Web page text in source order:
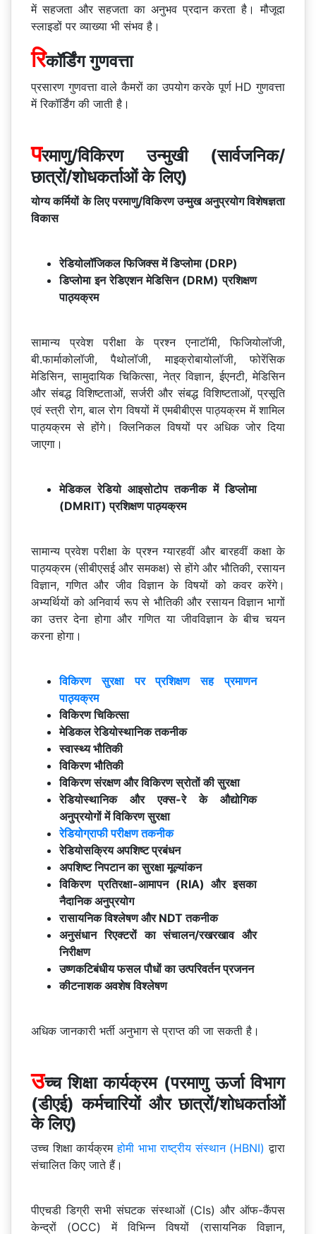
में सहजता और सहजता का अनुभव प्रदान करता है। मौजूदा
स्लाइडों पर व्याख्या भी संभव है।
रिकॉर्डिंग गुणवत्ता
प्रसारण गुणवत्ता वाले कैमरों का उपयोग करके पूर्ण HD गुणवत्ता
में रिकॉर्डिंग की जाती है।
परमाणु/विकिरण उन्मुखी (सार्वजनिक/
छात्रों/शोधकर्ताओं के लिए)
योग्य कर्मियों के लिए परमाणु/विकिरण उन्मुख अनुप्रयोग विशेषज्ञता
विकास
रेडियोलॉजिकल फिजिक्स में डिप्लोमा (DRP)
डिप्लोमा इन रेडिएशन मेडिसिन (DRM) प्रशिक्षण
पाठ्यक्रम
सामान्य प्रवेश परीक्षा के प्रश्न एनाटॉमी, फिजियोलॉजी,
बी.फार्माकोलॉजी, पैथोलॉजी, माइक्रोबायोलॉजी, फोरेंसिक
मेडिसिन, सामुदायिक चिकित्सा, नेत्र विज्ञान, ईएनटी, मेडिसिन
और संबद्ध विशिष्टताओं, सर्जरी और संबद्ध विशिष्टताओं, प्रसूति
एवं स्त्री रोग, बाल रोग विषयों में एमबीबीएस पाठ्यक्रम में शामिल
पाठ्यक्रम से होंगे। क्लिनिकल विषयों पर अधिक जोर दिया
जाएगा।
मेडिकल रेडियो आइसोटोप तकनीक में डिप्लोमा
(DMRIT) प्रशिक्षण पाठ्यक्रम
सामान्य प्रवेश परीक्षा के प्रश्न ग्यारहवीं और बारहवीं कक्षा के
पाठ्यक्रम (सीबीएसई और समकक्ष) से होंगे और भौतिकी, रसायन
विज्ञान, गणित और जीव विज्ञान के विषयों को कवर करेंगे।
अभ्यर्थियों को अनिवार्य रूप से भौतिकी और रसायन विज्ञान भागों
का उत्तर देना होगा और गणित या जीवविज्ञान के बीच चयन
करना होगा।
विकिरण सुरक्षा पर प्रशिक्षण सह प्रमाणन
पाठ्यक्रम
विकिरण चिकित्सा
मेडिकल रेडियोस्थानिक तकनीक
स्वास्थ्य भौतिकी
विकिरण भौतिकी
विकिरण संरक्षण और विकिरण स्रोतों की सुरक्षा
रेडियोस्थानिक और एक्स-रे के औद्योगिक
अनुप्रयोगों में विकिरण सुरक्षा
रेडियोग्राफी परीक्षण तकनीक
रेडियोसक्रिय अपशिष्ट प्रबंधन
अपशिष्ट निपटान का सुरक्षा मूल्यांकन
विकिरण प्रतिरक्षा-आमापन (RIA) और इसका
नैदानिक अनुप्रयोग
रासायनिक विश्लेषण और NDT तकनीक
अनुसंधान रिएक्टरों का संचालन/रखरखाव और
निरीक्षण
उष्णकटिबंधीय फसल पौधों का उत्परिवर्तन प्रजनन
कीटनाशक अवशेष विश्लेषण
अधिक जानकारी भर्ती अनुभाग से प्राप्त की जा सकती है।
उच्च शिक्षा कार्यक्रम (परमाणु ऊर्जा विभाग
(डीएई) कर्मचारियों और छात्रों/शोधकर्ताओं
के लिए)
उच्च शिक्षा कार्यक्रमहोमी भाभा राष्ट्रीय संस्थान (HBNI) द्वारा
संचालित किए जाते हैं।
पीएचडी डिग्री सभी संघटक संस्थाओं (CIs) और ऑफ-कैंपस
केन्द्रों (OCC) में विभिन्न विषयों (रासायनिक विज्ञान,